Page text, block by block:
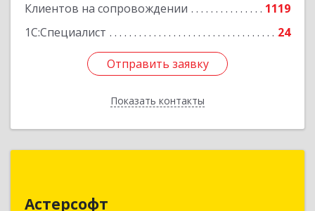
Клиентов на сопровождении
1119
1С:Специалист
24
Отправить заявку
Показать контакты
Отправить заявку
Назад
АстерсофтРеспублика Беларусь, г. Минск, ул. М.